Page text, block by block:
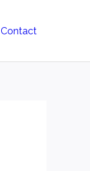
Contact